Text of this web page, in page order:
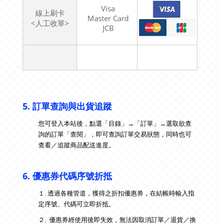
線上刷卡
<人工收單>
Visa
Master Card
JCB
5. 訂單查詢與出貨追蹤
您可登入本站後，點選「目錄」→「訂單」→選取欲查
詢的訂單「查閱」，即可查詢訂單交易狀態，同時也可
查看 ／追蹤商品配送進度。
6. 優惠券代碼序號折抵
１. 透過各種管道 ， 獲得之折扣優惠券，在結帳時輸入指
定序號、代碼可立即折抵。
２. 優惠券經使用後即失效，無法因取消訂單／退貨／換